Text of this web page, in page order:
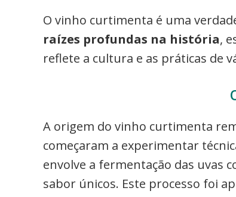
O vinho curtimenta é uma
raízes profundas na história,
reflete a cultura e as práticas de
A origem do vinho curtimenta
começaram a experimentar
envolve a fermentação das uvas
sabor únicos. Este processo foi